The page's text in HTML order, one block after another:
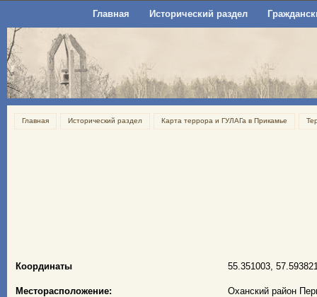
Главная Исторический раздел
Главная Исторический раздел Карта террора и ГУЛАГа в Прикамье
Координаты 55.351003,
Месторасположение:
Оханский район